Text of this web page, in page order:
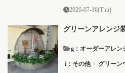
2026-07-16(Thu)
グリーンアレンジ
g：オーダーアレン
i：その他 / グリーン